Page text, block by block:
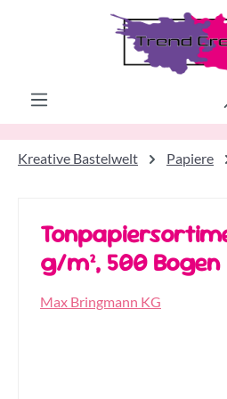
Zum Hauptinhalt springen
Kreative Bastelwelt Papiere
g/m², 500 Bogen
Max Bringmann KG